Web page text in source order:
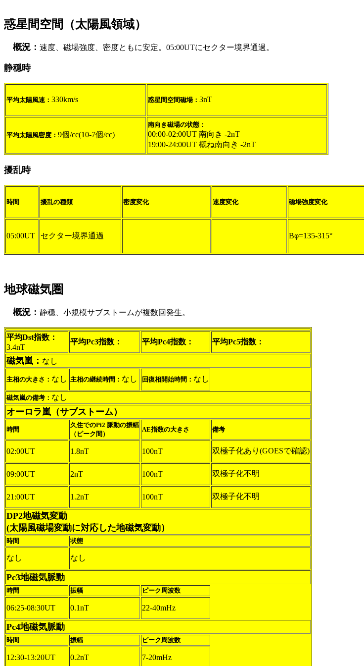
惑星間空間（太陽風領域）
概況： 速度、磁場強度、密度ともに安定。05:00UTにセクター境界通過。
静穏時
平均太陽風速： 330km/s 惑星間空間磁場： 3nT
平均太陽風密度： 9個/cc(10-7個/cc)
南向き磁場の状態：
00:00-02:00UT 南向き -2nT
19:00-24:00UT 概ね南向き -2nT
擾乱時
時間 擾乱の種類 密度変化 速度変化 磁場強度変化
05:00UT セクター境界通過 Bφ=135-315°
地球磁気圏
概況： 静穏、小規模サブストームが複数回発生。
平均Dst指数：
3.4nT
平均Pc3指数： 平均Pc4指数： 平均Pc5指数：
磁気嵐： なし
主相の大きさ： なし 主相の継続時間： なし 回復相開始時間： なし
磁気嵐の備考： なし
オーロラ嵐（サブストーム）
時間
久住でのPi2 脈動の振幅
（ピーク間）
AE指数の大きさ 備考
02:00UT 1.8nT 100nT 双極子化あり(GOESで確認)
09:00UT 2nT 100nT 双極子化不明
21:00UT 1.2nT 100nT 双極子化不明
DP2地磁気変動
(太陽風磁場変動に対応した地磁気変動）
時間 状態
なし なし
Pc3地磁気脈動
時間 振幅 ピーク周波数
06:25-08:30UT 0.1nT 22-40mHz
Pc4地磁気脈動
時間 振幅 ピーク周波数
12:30-13:20UT 0.2nT 7-20mHz